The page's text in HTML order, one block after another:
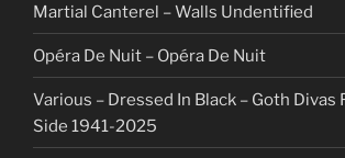
Martial Canterel – Walls Undentified
Opéra De Nuit – Opéra De Nuit
Various – Dressed In Black – Goth Divas
Side 1941-2025